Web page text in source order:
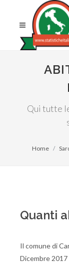
Qui tutte
Home
Quanti
Il comune di
Dicembre